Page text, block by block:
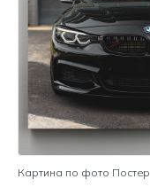
Картина по фото Постер